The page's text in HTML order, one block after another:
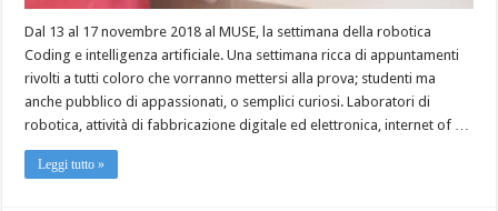
Dal 13 al 17 novembre 2018 al MUSE, la settimana della robotica
Coding e intelligenza artificiale. Una settimana ricca di appuntamenti
rivolti a tutti coloro che vorranno mettersi alla prova; studenti ma
anche pubblico di appassionati, o semplici curiosi. Laboratori di
robotica, attività di fabbricazione digitale ed elettronica, internet of …
Leggi tutto »